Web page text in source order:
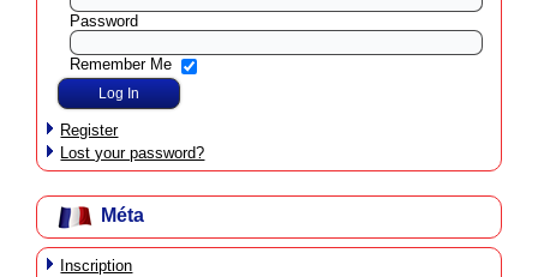
Password
Remember Me
Register
Lost your password?
Méta
Inscription